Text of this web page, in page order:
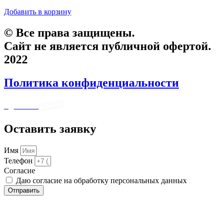
Добавить в корзину
© Все права защищены.
Сайт не является публичной офертой.
2022
Политика конфиденциальности
Оставить заявку
Имя
Телефон
Cогласие
Даю согласие на обработку персональных данных
Отправить